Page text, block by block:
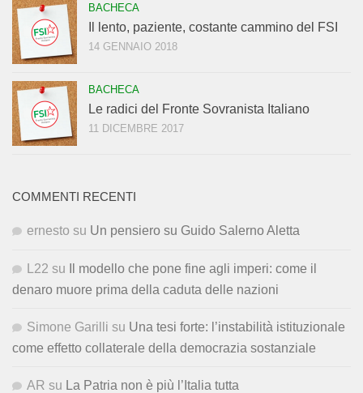
BACHECA
Il lento, paziente, costante cammino del FSI
14 GENNAIO 2018
BACHECA
Le radici del Fronte Sovranista Italiano
11 DICEMBRE 2017
COMMENTI RECENTI
ernesto su Un pensiero su Guido Salerno Aletta
L22 su
Il modello che pone fine agli imperi: come il
denaro muore prima della caduta delle nazioni
Simone Garilli su Una tesi forte: l’instabilità istituzionale
come effetto collaterale della democrazia sostanziale
AR su La Patria non è più l’Italia tutta